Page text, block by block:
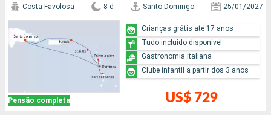
Pensão completa
Costa Favolosa 8 d Santo Domingo 25/01/2027
US$ 729
Crianças grátis até 17 anos
Tudo incluído disponível
Gastronomia italiana
Clube infantil a partir dos 3 anos